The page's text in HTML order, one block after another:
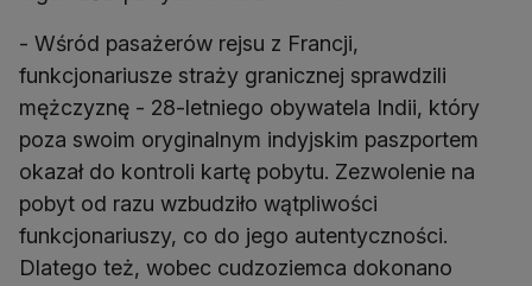
- Wśród pasażerów rejsu z Francji,
funkcjonariusze straży granicznej sprawdzili
mężczyznę - 28-letniego obywatela Indii, który
poza swoim oryginalnym indyjskim paszportem
okazał do kontroli kartę pobytu. Zezwolenie na
pobyt od razu wzbudziło wątpliwości
funkcjonariuszy, co do jego autentyczności.
Dlatego też, wobec cudzoziemca dokonano